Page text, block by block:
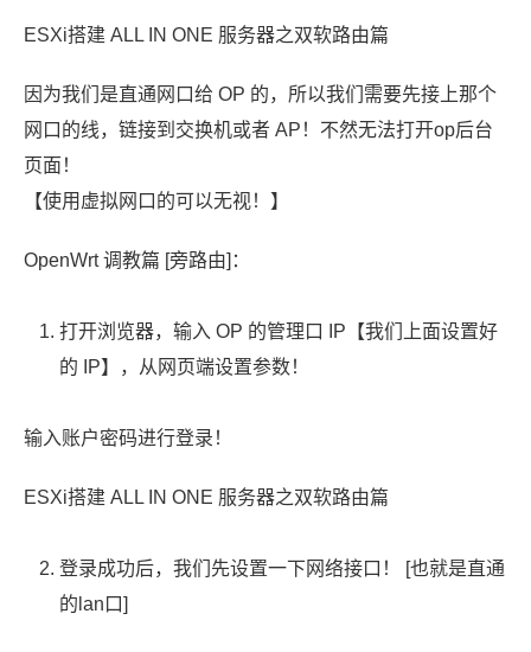
ESXi搭建 ALL IN ONE 服务器之双软路由篇
因为我们是直通网口给 OP 的，所以我们需要先接上那个
网口的线，链接到交换机或者 AP！不然无法打开op后台
页面！
【使用虚拟网口的可以无视！】
OpenWrt 调教篇 [旁路由]：
打开浏览器，输入 OP 的管理口 IP【我们上面设置好
的 IP】，从网页端设置参数！
输入账户密码进行登录！
ESXi搭建 ALL IN ONE 服务器之双软路由篇
登录成功后，我们先设置一下网络接口！ [也就是直通
的lan口]